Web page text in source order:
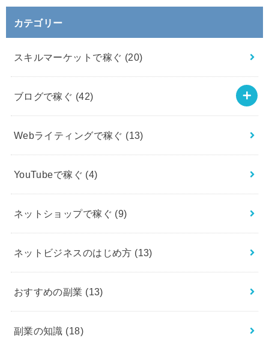
カテゴリー
スキルマーケットで稼ぐ (20)
ブログで稼ぐ (42)
Webライティングで稼ぐ (13)
YouTubeで稼ぐ (4)
ネットショップで稼ぐ (9)
ネットビジネスのはじめ方 (13)
おすすめの副業 (13)
副業の知識 (18)